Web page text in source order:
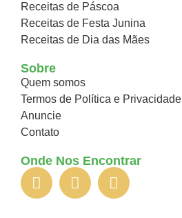
Receitas de Páscoa
Receitas de Festa Junina
Receitas de Dia das Mães
Sobre
Quem somos
Termos de Política e Privacidade
Anuncie
Contato
Onde Nos Encontrar